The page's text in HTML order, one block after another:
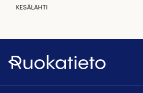
KESÄLAHTI
Ruokatieto